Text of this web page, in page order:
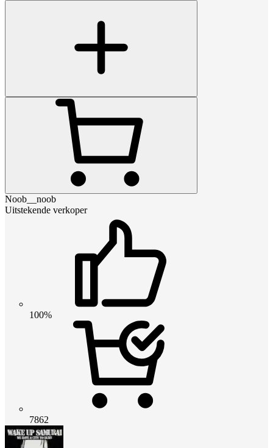
Noob__noob
Uitstekende verkoper
100%
7862